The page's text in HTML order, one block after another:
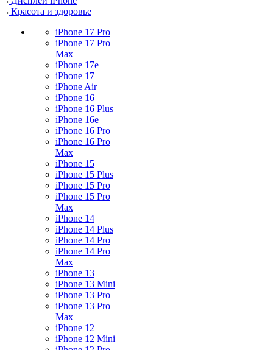
Красота и здоровье
iPhone 17 Pro
iPhone 17 Pro
Max
iPhone 17e
iPhone 17
iPhone Air
iPhone 16
iPhone 16 Plus
iPhone 16e
iPhone 16 Pro
iPhone 16 Pro
Max
iPhone 15
iPhone 15 Plus
iPhone 15 Pro
iPhone 15 Pro
Max
iPhone 14
iPhone 14 Plus
iPhone 14 Pro
iPhone 14 Pro
Max
iPhone 13
iPhone 13 Mini
iPhone 13 Pro
iPhone 13 Pro
Max
iPhone 12
iPhone 12 Mini